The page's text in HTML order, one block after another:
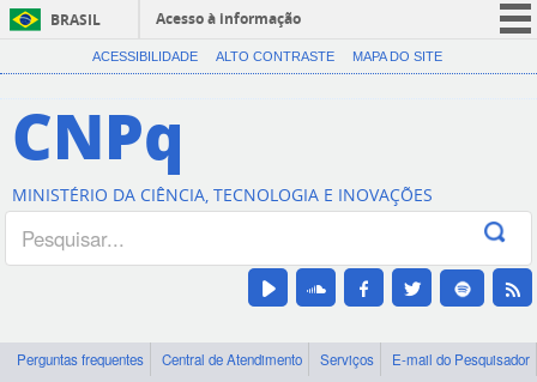
BRASIL
Acesso à informação
CORONAVÍRUS (COVID-19)
Canais
ACESSIBILIDADE ALTO CONTRASTE MAPA DO SITE
CNPq
MINISTÉRIO DA CIÊNCIA, TECNOLOGIA E INOVAÇÕES
Perguntas frequentes Central de Atendimento Serviços
E-mail do Pesquisador